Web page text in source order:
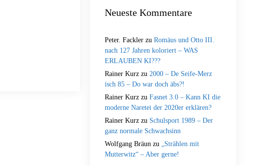
Neueste Kommentare
Peter. Fackler zu Romäus und Otto III.
nach 127 Jahren koloriert – WAS
ERLAUBEN KI???
Rainer Kurz zu 2000 – De Seife-Merz
isch 85 – Do war doch äbs?!
Rainer Kurz zu Fasnet 3.0 – Kann KI die
moderne Naretei der 2020er erklären?
Rainer Kurz zu Schulsport 1989 – Der
ganz normale Schwachsinn
Wolfgang Bräun zu „Strählen mit
Mutterwitz“ – Aber gerne!